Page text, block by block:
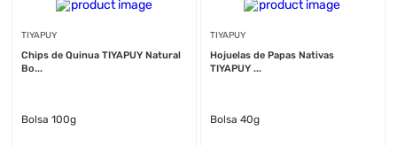
TIYAPUY
Chips de Quinua TIYAPUY Natural
Bo...
Bolsa 100g
TIYAPUY
Hojuelas de Papas Nativas
TIYAPUY ...
Bolsa 40g